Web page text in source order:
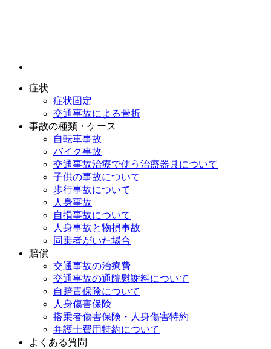
症状
症状固定
交通事故による骨折
事故の種類・ケース
自転車事故
バイク事故
交通事故治療で使う治療器具について
子供の事故について
歩行事故について
人身事故
自損事故について
人身事故と物損事故
同乗者がいた場合
賠償
交通事故の治療費
交通事故の通院慰謝料について
自賠責保険について
人身傷害保険
搭乗者傷害保険・人身傷害特約
弁護士費用特約について
よくある質問